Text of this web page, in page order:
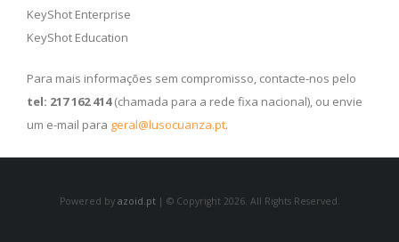
KeyShot Enterprise
KeyShot Education
Para mais informações sem compromisso, contacte-nos pelo
tel: 217 162 414 (chamada para a rede fixa nacional), ou envie
um e-mail para geral@lusocuanza.pt.
Powered by azoid.pt| © Copyright 2026. All Rights Reserved.